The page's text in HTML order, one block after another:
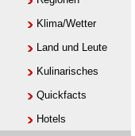
Klima/Wetter
Land und Leute
Kulinarisches
Quickfacts
Hotels